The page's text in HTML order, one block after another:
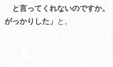
と言ってくれないのですか。
がっかりした」 と。